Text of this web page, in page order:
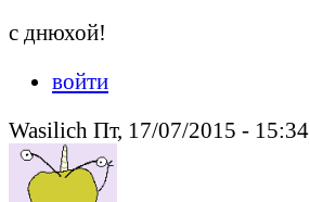
с днюхой!
войти
Wasilich Пт, 17/07/2015 - 15:34